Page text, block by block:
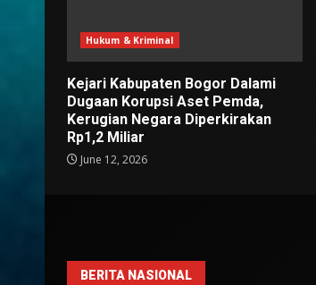
Hukum & Kriminal
Kejari Kabupaten Bogor Dalami
Dugaan Korupsi Aset Pemda,
Kerugian Negara Diperkirakan
Rp1,2 Miliar
June 12, 2026
BERITA NASIONAL